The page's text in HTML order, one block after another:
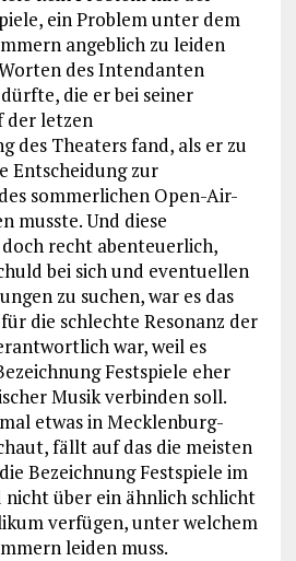
ein Problem unter dem
angeblich zu leiden
des Intendanten
die er bei seiner
der letzen
des Theaters fand, als er zu
Entscheidung zur
sommerlichen Open-Air-
musste. Und diese
recht abenteuerlich,
bei sich und eventuellen
zu suchen, war es das
die schlechte Resonanz der
war, weil es
Festspiele eher
Musik verbinden soll.
etwas in Mecklenburg-
fällt auf das die meisten
Bezeichnung Festspiele im
über ein ähnlich schlicht
verfügen, unter welchem
leiden muss.